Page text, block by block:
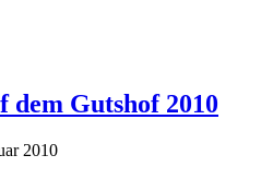
Gutshof 2010
2010